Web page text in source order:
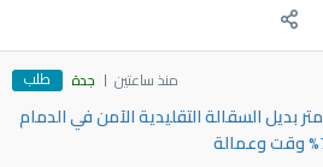
منذ ساعتين جدة طلب
مقص كهربائي 10 متر بديل السقالة التقليدية الآمن في الدمام